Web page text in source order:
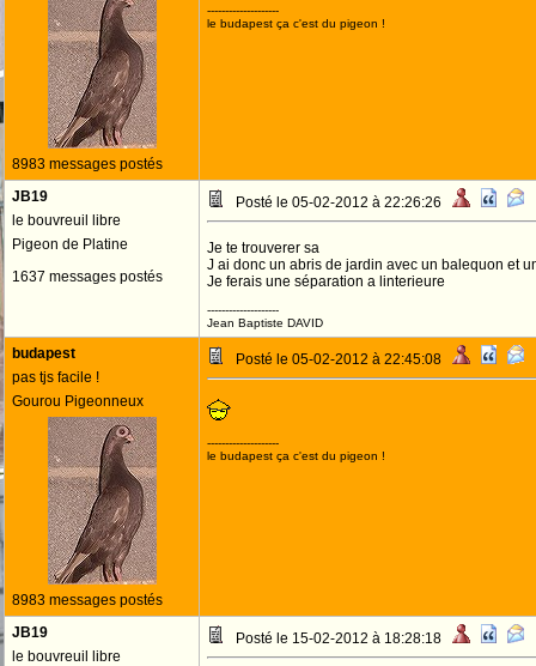
8983 messages postés
--------------------
le budapest ça c'est du pigeon !
JB19
le bouvreuil libre
Pigeon de Platine
1637 messages postés
Posté le 05-02-2012 à 22:26:26
Je te trouverer sa
J ai donc un abris de jardin avec un balequon et
Je ferais une séparation a linterieure
--------------------
Jean Baptiste DAVID
budapest
pas tjs facile !
Gourou Pigeonneux
8983 messages postés
Posté le 05-02-2012 à 22:45:08
--------------------
le budapest ça c'est du pigeon !
JB19
le bouvreuil libre
Posté le 15-02-2012 à 18:28:18